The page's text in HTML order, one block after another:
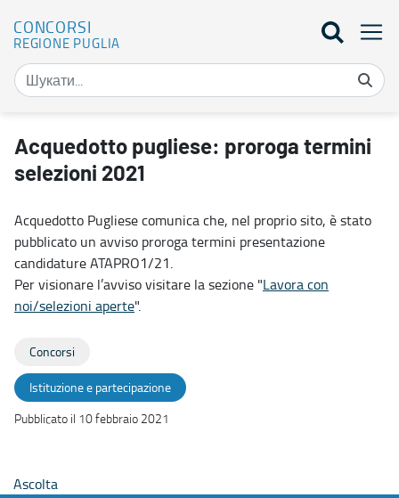
CONCORSI
REGIONE PUGLIA
Acquedotto pugliese: proroga termini selezioni 2021 - Concorsi
Acquedotto pugliese: proroga termini
selezioni 2021
Acquedotto Pugliese comunica che, nel proprio sito, è stato
pubblicato un avviso proroga termini presentazione
candidature ATAPRO1/21.
Per visionare l’avviso visitare la sezione "Lavora con
noi/selezioni aperte".
Concorsi
Istituzione e partecipazione
Pubblicato il 10 febbraio 2021
Ascolta